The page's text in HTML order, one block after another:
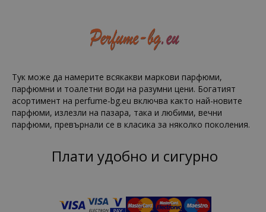
Тук може да намерите всякакви маркови парфюми,
парфюмни и тоалетни води на разумни цени. Богатият
асортимент на perfume-bg.eu включва както най-новите
парфюми, излезли на пазара, така и любими, вечни
парфюми, превърнали се в класика за няколко поколения.
Плати удобно и сигурно